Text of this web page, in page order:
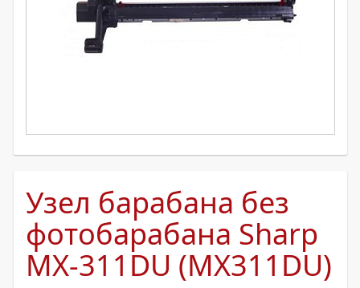
Узел барабана без
фотобарабана Sharp
MX-311DU (MX311DU)